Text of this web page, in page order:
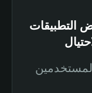
التطبيقات